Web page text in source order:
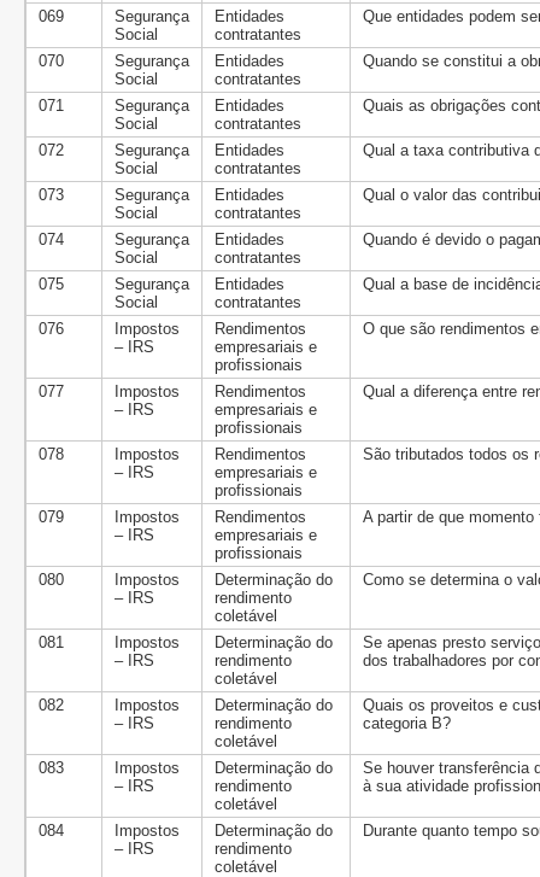
069
Segurança
Social
Entidades
contratantes
Que entidades podem
070
Segurança
Social
Entidades
contratantes
Quando se constitui a
071
Segurança
Social
Entidades
contratantes
Quais as obrigações
072
Segurança
Social
Entidades
contratantes
Qual a taxa contributiva
073
Segurança
Social
Entidades
contratantes
Qual o valor das
074
Segurança
Social
Entidades
contratantes
Quando é devido o
075
Segurança
Social
Entidades
contratantes
Qual a base de
076
Impostos
– IRS
Rendimentos
empresariais e
profissionais
O que são rendimentos
077
Impostos
– IRS
Rendimentos
empresariais e
profissionais
Qual a diferença entre
078
Impostos
– IRS
Rendimentos
empresariais e
profissionais
São tributados todos os
079
Impostos
– IRS
Rendimentos
empresariais e
profissionais
A partir de que
080
Impostos
– IRS
Determinação do
rendimento
coletável
Como se determina o
081
Impostos
– IRS
Determinação do
rendimento
coletável
Se apenas presto
dos trabalhadores por
082
Impostos
– IRS
Determinação do
rendimento
coletável
Quais os proveitos e
categoria B?
083
Impostos
– IRS
Determinação do
rendimento
coletável
Se houver transferência
à sua atividade
084
Impostos
– IRS
Determinação do
rendimento
coletável
Durante quanto tempo